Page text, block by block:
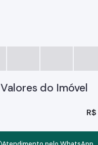
Valores do Imóvel
R$